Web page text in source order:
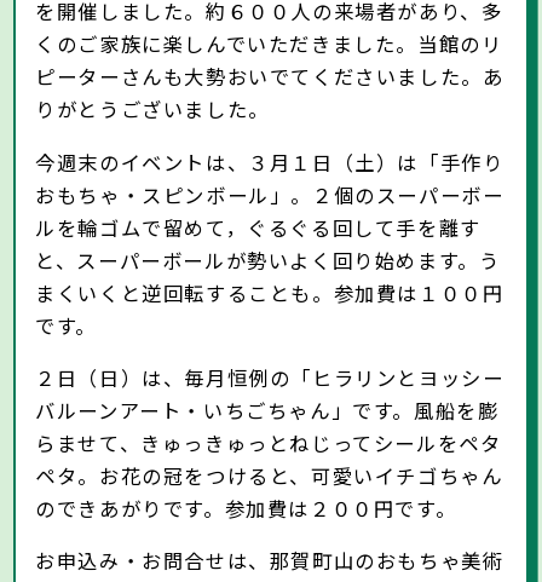
を開催しました。約６００人の来場者があり、多
くのご家族に楽しんでいただきました。当館のリ
ピーターさんも大勢おいでてくださいました。あ
りがとうございました。
今週末のイベントは、３月１日（土）は「手作り
おもちゃ・スピンボール」。２個のスーパーボー
ルを輪ゴムで留めて，ぐるぐる回して手を離す
と、スーパーボールが勢いよく回り始めます。う
まくいくと逆回転することも。参加費は１００円
です。
２日（日）は、毎月恒例の「ヒラリンとヨッシー
バルーンアート・いちごちゃん」です。風船を膨
らませて、きゅっきゅっとねじってシールをペタ
ペタ。お花の冠をつけると、可愛いイチゴちゃん
のできあがりです。参加費は２００円です。
お申込み・お問合せは、那賀町山のおもちゃ美術